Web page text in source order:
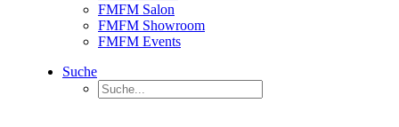
FMFM Salon
FMFM Showroom
FMFM Events
Suche